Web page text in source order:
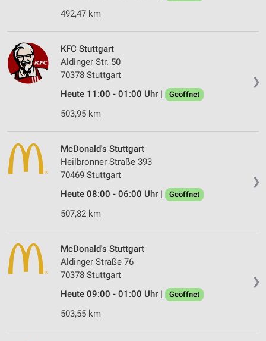
492,47 km
❯
KFC Stuttgart
Aldinger Str. 50
70378 Stuttgart
Heute 11:00 - 01:00 Uhr |
Geöffnet
503,95 km
❯
McDonald's Stuttgart
Heilbronner Straße 393
70469 Stuttgart
Heute 08:00 - 06:00 Uhr |
Geöffnet
507,82 km
❯
McDonald's Stuttgart
Aldinger Straße 76
70378 Stuttgart
Heute 09:00 - 01:00 Uhr |
Geöffnet
503,55 km